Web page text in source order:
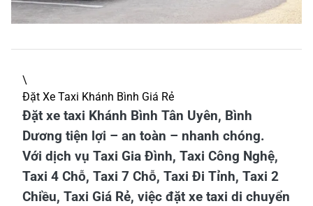
\
Đặt Xe Taxi Khánh Bình Giá Rẻ
Đặt xe taxi Khánh Bình Tân Uyên, Bình
Dương tiện lợi – an toàn – nhanh chóng.
Với dịch vụ Taxi Gia Đình, Taxi Công Nghệ,
Taxi 4 Chỗ, Taxi 7 Chỗ, Taxi Đi Tỉnh, Taxi 2
Chiều, Taxi Giá Rẻ, việc đặt xe taxi di chuyển